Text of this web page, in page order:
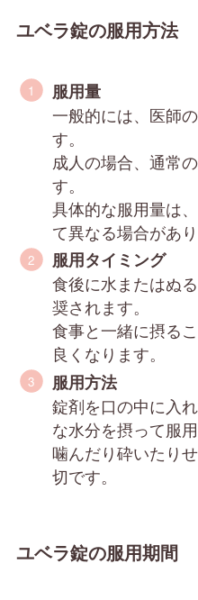
ユベラ錠の服用方法
服用量
一般的には、医師
す。
成人の場合、通常
す。
具体的な服用量は
て異なる場合があり
服用タイミング
食後に水またはぬ
奨されます。
食事と一緒に摂る
良くなります。
服用方法
錠剤を口の中に入
な水分を摂って服用
噛んだり砕いたり
切です。
ユベラ錠の服用期間